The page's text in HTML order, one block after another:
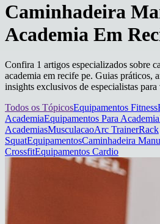
Caminhadeira
Academia Em
Confira 1 artigos especializados sobre
academia em recife pe. Guias práticos,
insights exclusivos de especialistas para
Todos os TópicosEquipamentos Fitness
AcademiaEquipamentos Para Academia
AcademiasMusculacaoArc TrainerRack
SquatEquipamentosCaminhadeira
CrossfitEquipamentos Cardio